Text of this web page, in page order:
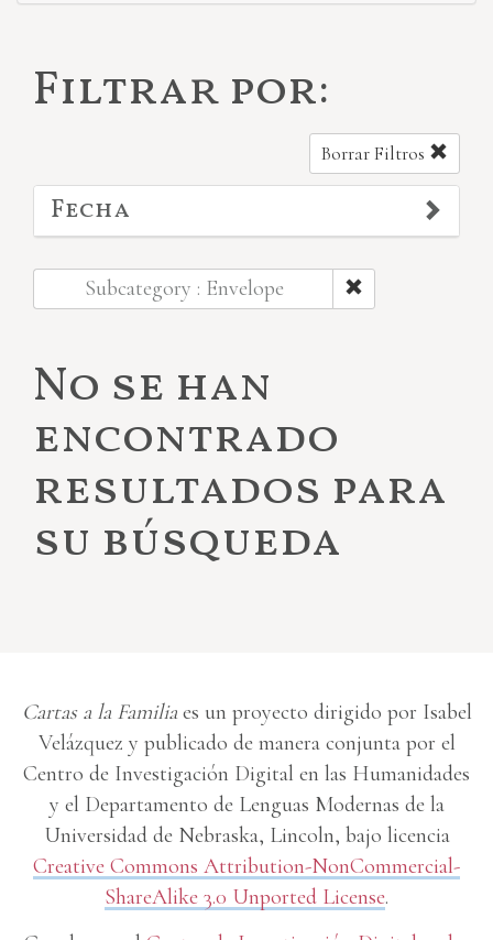
Filtrar por:
Borrar Filtros
Fecha
Subcategory : Envelope
No se han
encontrado
resultados para
su búsqueda
Cartas a la Familiaes un proyecto dirigido por Isabel
Velázquez y publicado de manera conjunta por el
Centro de Investigación Digital en las Humanidades
y el Departamento de Lenguas Modernas de la
Universidad de Nebraska, Lincoln, bajo licencia
Creative Commons Attribution-NonCommercial-
ShareAlike 3.0 Unported License.